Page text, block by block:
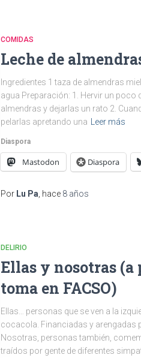
COMIDAS
Leche de
Ingredientes 1 taza de almendras
agua Preparación: 1. Hervir un poco
almendras y dejarlas un rato 2.
pelarlas apretando una
Leer más
Diaspora
Mastodon Diaspora
Por Lu Pa , hace 8 años
DELIRIO
Ellas y nosotras (a
toma en FACSO)
Ellas… personas que se ven a la
cocacola. Financiadas y arengadas
Nosotras, personas también,
traídos por gente de diferentes